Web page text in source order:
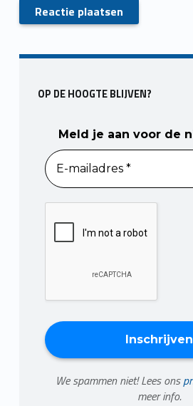
OP DE HOOGTE BLIJVEN?
Meld je aan voor de
We spammen niet! Lees ons
meer info.